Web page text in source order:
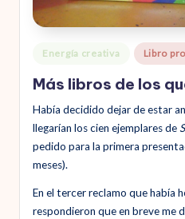
Publicado
Energía creativa Libro
Más libros de los
Había decidido dejar de estar
llegarían los cien ejemplares de
pedido para la primera
meses).
En el tercer reclamo que había
respondieron que en breve me